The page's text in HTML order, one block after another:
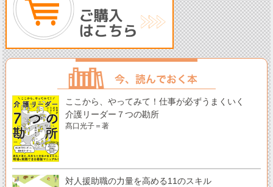
ここから、やってみて！仕事が必ずうまくいく
介護リーダー７つの勘所
髙口光子＝著
対人援助職の力量を高める11のスキル